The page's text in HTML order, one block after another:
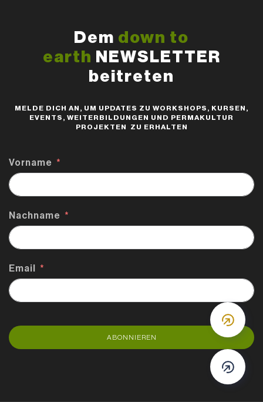
Dem down to
earth NEWSLETTER
beitreten
MELDE DICH AN, UM UPDATES ZU WORKSHOPS, KURSEN,
EVENTS, WEITERBILDUNGEN UND PERMAKULTUR
PROJEKTEN ZU ERHALTEN
Vorname
Nachname
Email
ABONNIEREN